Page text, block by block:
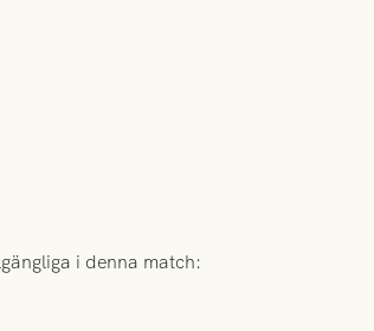
i denna match: